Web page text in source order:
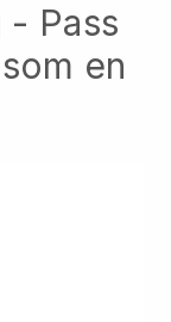
Pass
en